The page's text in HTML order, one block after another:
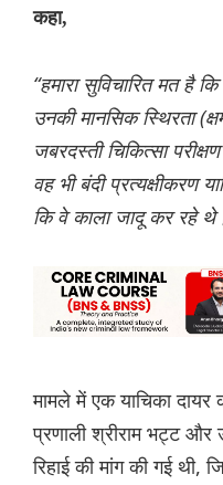
कहा,
“हमारा सुविचारित मत है
उनकी मानसिक स्थिरता
जबरदस्ती चिकित्सा
वह भी बंदी प्रत्यक्षीकरण
कि वे काला जादू कर रहे
मामले में एक याचिका
प्रणाली श्रीराम भट्ट और
रिहाई की मांग की गई थी,